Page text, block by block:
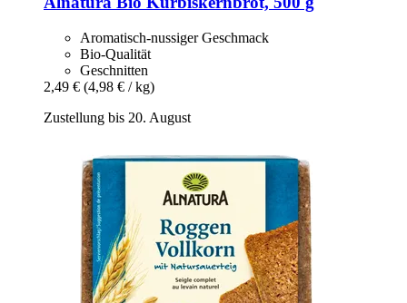
Aromatisch-nussiger Geschmack
Bio-Qualität
Geschnitten
2,49 € (4,98 € / kg)
Zustellung bis 20. August